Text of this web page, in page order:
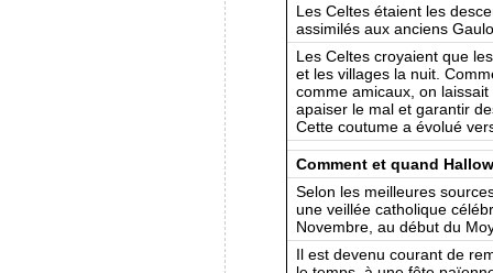
Les Celtes étaient les
assimilés aux anciens
Les Celtes croyaient que
et les villages la nuit.
comme amicaux, on
apaiser le mal et garantir
Cette coutume a évolué
Comment et quand
Selon les meilleures
une veillée catholique
Novembre, au début du
Il est devenu courant de